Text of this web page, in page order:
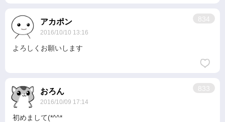
アカポン
2016/10/10 13:16
834
よろしくお願いします
おろん
2016/10/09 17:14
833
初めまして(*^^*ゞ